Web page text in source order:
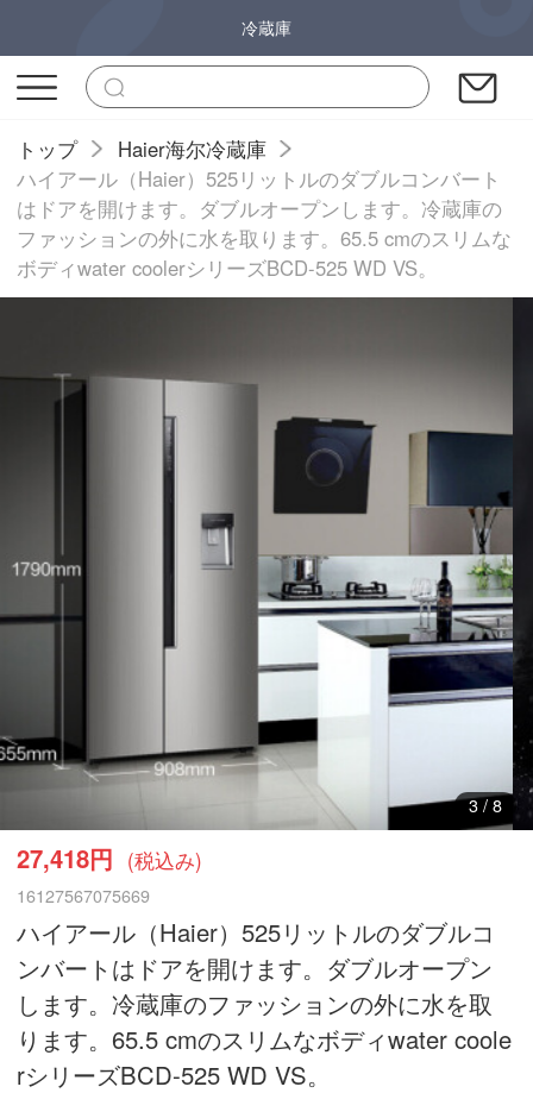
冷蔵庫
トップ
Haier海尔冷蔵庫
ハイアール（Haier）525リットルのダブルコンバート
はドアを開けます。ダブルオープンします。冷蔵庫の
ファッションの外に水を取ります。65.5 cmのスリムな
ボディwater coolerシリーズBCD-525 WD VS。
3/ 8
27,418円 (税込み)
16127567075669
ハイアール（Haier）525リットルのダブルコ
ンバートはドアを開けます。ダブルオープン
します。冷蔵庫のファッションの外に水を取
ります。65.5 cmのスリムなボディwater coole
rシリーズBCD-525 WD VS。